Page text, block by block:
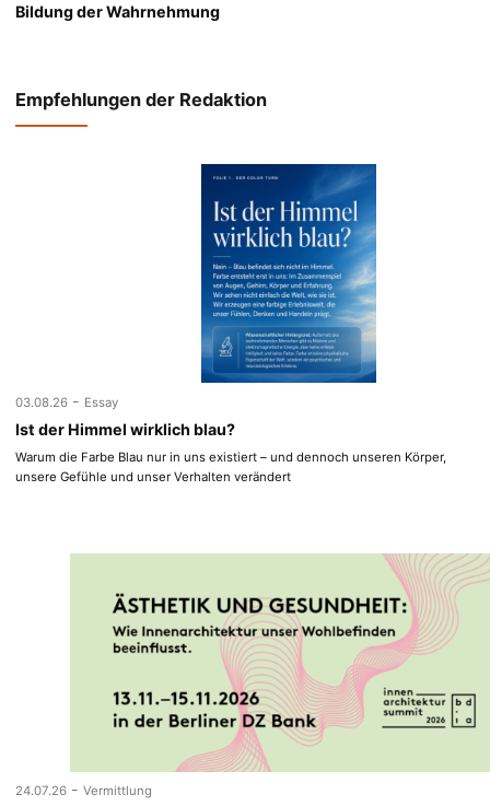
Bildung der Wahrnehmung
Empfehlungen der Redaktion
03.08.26 - Essay
Ist der Himmel wirklich blau?
Warum die Farbe Blau nur in uns existiert – und dennoch unseren Körper,
unsere Gefühle und unser Verhalten verändert
24.07.26 - Vermittlung